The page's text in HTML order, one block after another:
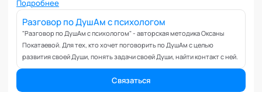
Возрастные кризисы
Воспитание
Депрессия
Долголетие и качество жизни
Дыхательные практики
программирование" Академии социальных технологий
Подробнее
Разговор по ДушАм с психологом
"Разговор по ДушАм с психологом" - авторская методика Оксаны
Покатаевой. Для тех, кто хочет поговорить по ДушАм с целью
развития своей Души, понять задачи своей Души, найти контакт с ней.
Связаться